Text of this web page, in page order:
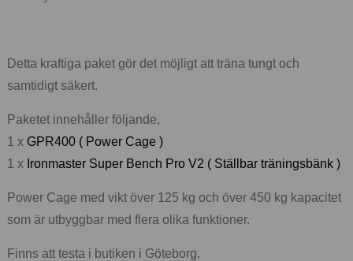
Detta kraftiga paket gör det möjligt att träna tungt och
samtidigt säkert.
Paketet innehåller följande,
1 x GPR400 ( Power Cage )
1 x Ironmaster Super Bench Pro V2 ( Ställbar träningsbänk )
Power Cage med vikt över 125 kg och över 450 kg kapacitet
som är utbyggbar med flera olika funktioner.
Finns att testa i butiken i Göteborg.